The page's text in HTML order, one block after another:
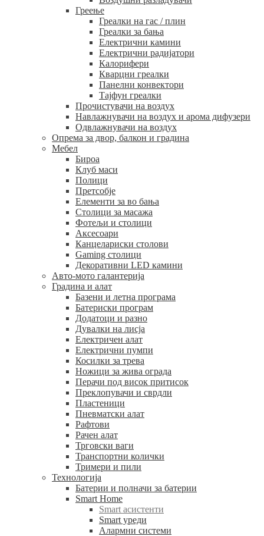
Греење
Греалки на гас / плин
Греалки за бања
Електрични камини
Електрични радијатори
Калорифери
Кварцни греалки
Панелни конвектори
Тајфун греалки
Прочистувачи на воздух
Навлажнувачи на воздух и арома дифузери
Одвлажнувачи на воздух
Опрема за двор, балкон и градина
Мебел
Бироа
Клуб маси
Полици
Претсобје
Елементи за во бања
Столици за масажа
Фотељи и столици
Аксесоари
Канцелариски столови
Gaming столици
Декоративни LED камини
Авто-мото галантерија
Градина и алат
Базени и летна програма
Батериски програм
Додатоци и разно
Дувалки на лисја
Електричен алат
Електрични пумпи
Косилки за трева
Ножици за жива ограда
Перачи под висок притисок
Преклопувачи и сврдли
Пластеници
Пневматски алат
Рафтови
Рачен алат
Трговски ваги
Транспортни колички
Тримери и пили
Технологија
Батерии и полначи за батерии
Smart Home
Smart асистенти
Smart уреди
Алармни системи